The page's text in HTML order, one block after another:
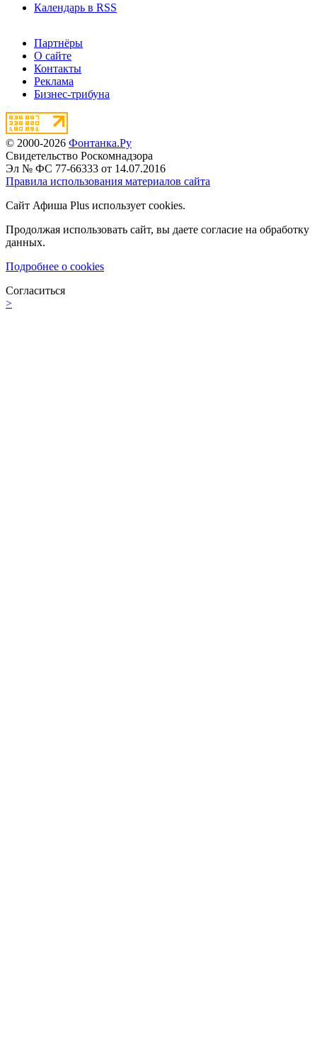
Календарь в RSS
Партнёры
О сайте
Контакты
Реклама
Бизнес-трибуна
© 2000-2026 Фонтанка.Ру
Свидетельство Роскомнадзора
Эл № ФС 77-66333 от 14.07.2016
Правила использования материалов сайта
Сайт Афиша Plus использует cookies.
Продолжая использовать сайт, вы даете согласие на обработку
данных.
Подробнее о cookies
Согласиться
>